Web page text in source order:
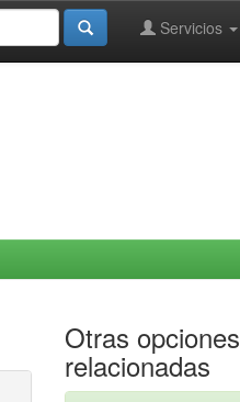
Servicios
Otras opciones
relacionadas